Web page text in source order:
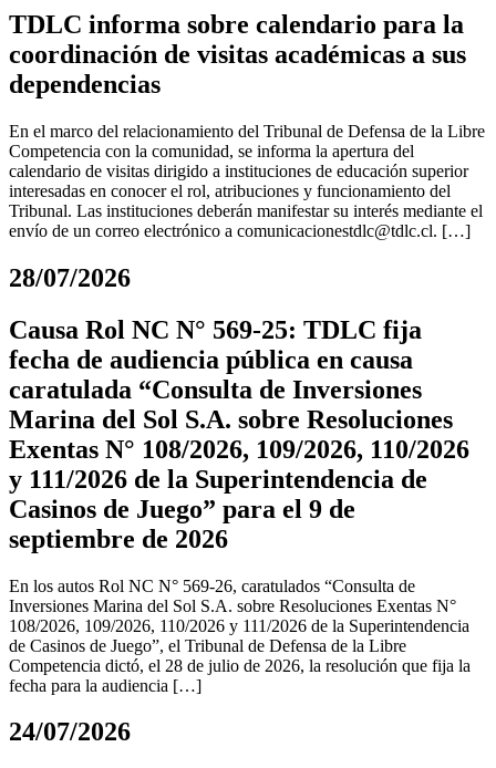
TDLC informa sobre calendario para la
coordinación de visitas académicas a sus
dependencias
En el marco del relacionamiento del Tribunal de Defensa de la Libre
Competencia con la comunidad, se informa la apertura del
calendario de visitas dirigido a instituciones de educación superior
interesadas en conocer el rol, atribuciones y funcionamiento del
Tribunal. Las instituciones deberán manifestar su interés mediante el
envío de un correo electrónico a comunicacionestdlc@tdlc.cl. […]
28/07/2026
Causa Rol NC N° 569-25: TDLC fija
fecha de audiencia pública en causa
caratulada “Consulta de Inversiones
Marina del Sol S.A. sobre Resoluciones
Exentas N° 108/2026, 109/2026, 110/2026
y 111/2026 de la Superintendencia de
Casinos de Juego” para el 9 de
septiembre de 2026
En los autos Rol NC N° 569-26, caratulados “Consulta de
Inversiones Marina del Sol S.A. sobre Resoluciones Exentas N°
108/2026, 109/2026, 110/2026 y 111/2026 de la Superintendencia
de Casinos de Juego”, el Tribunal de Defensa de la Libre
Competencia dictó, el 28 de julio de 2026, la resolución que fija la
fecha para la audiencia […]
24/07/2026